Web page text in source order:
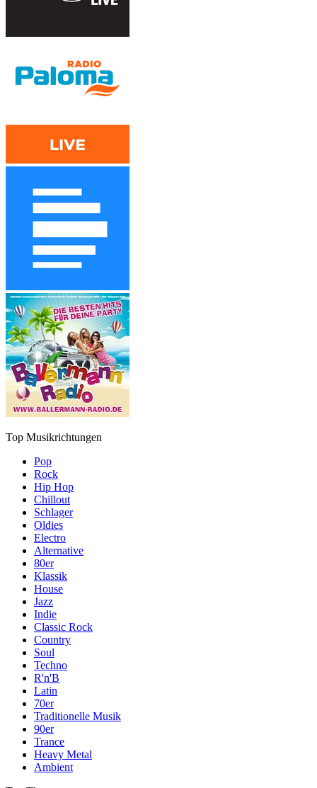
Top Musikrichtungen
Pop
Rock
Hip Hop
Chillout
Schlager
Oldies
Electro
Alternative
80er
Klassik
House
Jazz
Indie
Classic Rock
Country
Soul
Techno
R'n'B
Latin
70er
Traditionelle Musik
90er
Trance
Heavy Metal
Ambient